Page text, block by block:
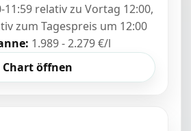
11:59 relativ zu Vortag 12:00,
zum Tagespreis um 12:00
1.989 - 2.279 €/l
Chart öffnen